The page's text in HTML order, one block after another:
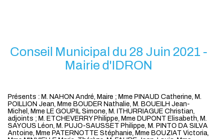
Conseil Municipal du 28 Juin 2021 -
Mairie d'IDRON
Présents : M. NAHON André, Maire ; Mme PINAUD Catherine, M.
POILLION Jean, Mme BOUDER Nathalie, M. BOUEILH Jean-
Michel, Mme LE GOUPIL Simone, M. ITHURRIAGUE Christian,
adjoints ; M. ETCHEVERRY Philippe, Mme DUPONT Elisabeth, M.
SAYOUS Léon, M. PUJO-SAUSSET Philippe, M. PINTO DA SILVA
Antoine, Mme PATERNOTTE Stéphanie, Mme BOUZIAT Victoria,